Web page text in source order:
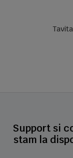
Support si
stam la